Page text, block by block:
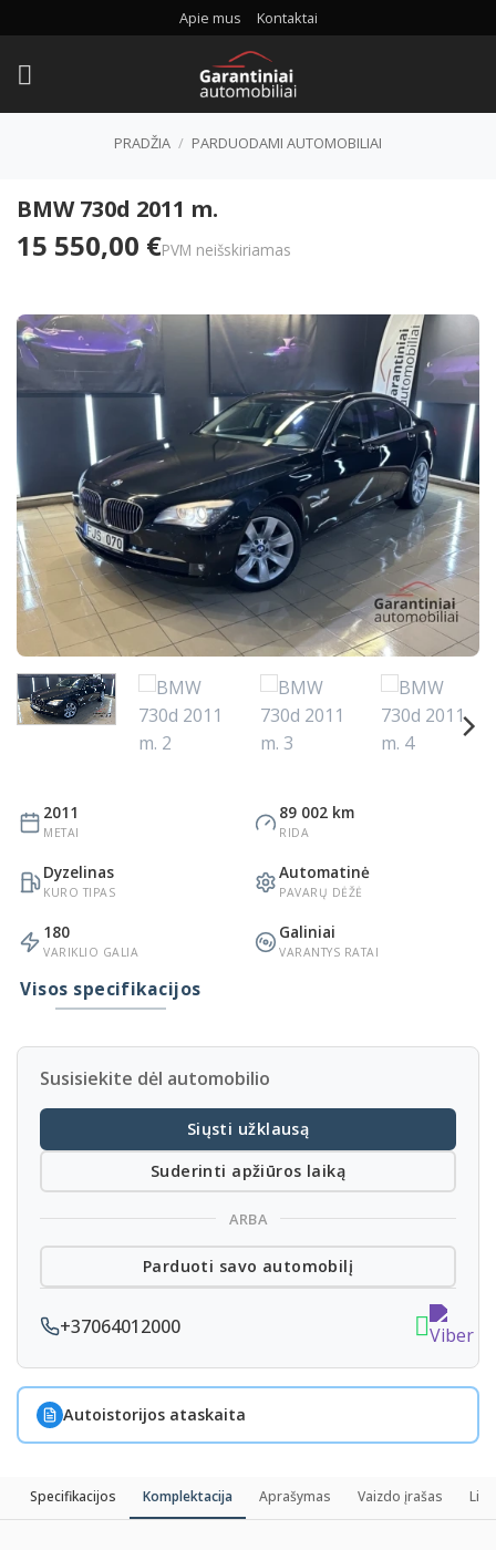
to
content
Apie mus Kontaktai
PRADŽIA / PARDUODAMI AUTOMOBILIAI
BMW 730d 2011 m.
15 550,00 €PVM neišskiriamas
2011
METAI
89 002 km
RIDA
Dyzelinas
KURO TIPAS
Automatinė
PAVARŲ DĖŽĖ
180
VARIKLIO GALIA
Galiniai
VARANTYS RATAI
Visos specifikacijos
Susisiekite dėl automobilio
Siųsti užklausą
Suderinti apžiūros laiką
ARBA
Parduoti savo automobilį
+37064012000
Autoistorijos ataskaita
Specifikacijos Komplektacija Aprašymas Vaizdo įrašas